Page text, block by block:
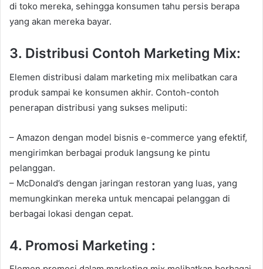
di toko mereka, sehingga konsumen tahu persis berapa
yang akan mereka bayar.
3. Distribusi Contoh Marketing Mix:
Elemen distribusi dalam marketing mix melibatkan cara
produk sampai ke konsumen akhir. Contoh-contoh
penerapan distribusi yang sukses meliputi:
– Amazon dengan model bisnis e-commerce yang efektif,
mengirimkan berbagai produk langsung ke pintu
pelanggan.
– McDonald’s dengan jaringan restoran yang luas, yang
memungkinkan mereka untuk mencapai pelanggan di
berbagai lokasi dengan cepat.
4. Promosi Marketing :